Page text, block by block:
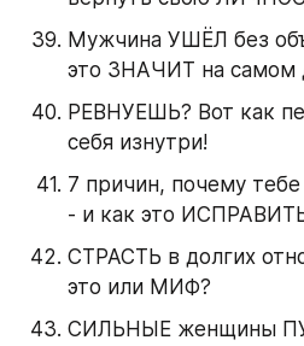
Мужчина УШЁЛ без
это ЗНАЧИТ на самом
РЕВНУЕШЬ? Вот как
себя изнутри!
7 причин, почему
- и как это
СТРАСТЬ в долгих
это или МИФ?
СИЛЬНЫЕ женщины